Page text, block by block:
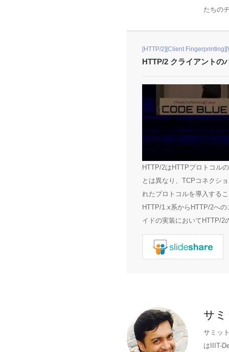
たちの
[HTTP/2][Client
HTTP/2 クライアントの
HTTP/2はHTTPプロトコル
とは異なり、TCPコネクシ
れたプロトコルを導入する
HTTP/1.x系からHTTP/2へ
イドの実装においてHTTP/
サ
サミッ
はIIIT-